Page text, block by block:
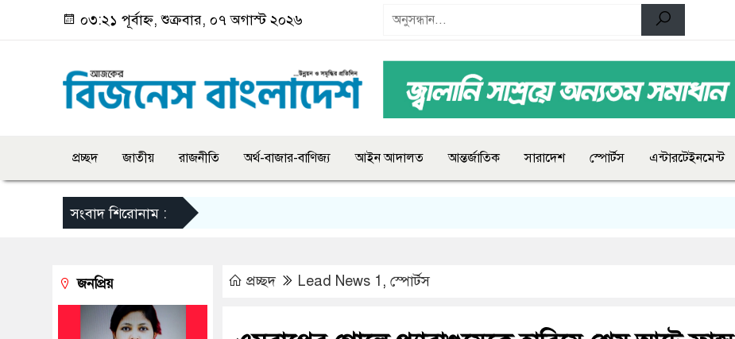
০৩:২১ পূর্বাহ্ন, শুক্রবার, ০৭ অগাস্ট ২০২৬
প্রচ্ছদ জাতীয় রাজনীতি অর্থ-বাজার-বাণিজ্য আইন আদালত আন্তর্জাতিক সারাদেশ স্পোর্টস এন্টারটেইনমেন্ট
সংবাদ শিরোনাম :
প্রচ্ছদ Lead News 1 , স্পোর্টস
জনপ্রিয়